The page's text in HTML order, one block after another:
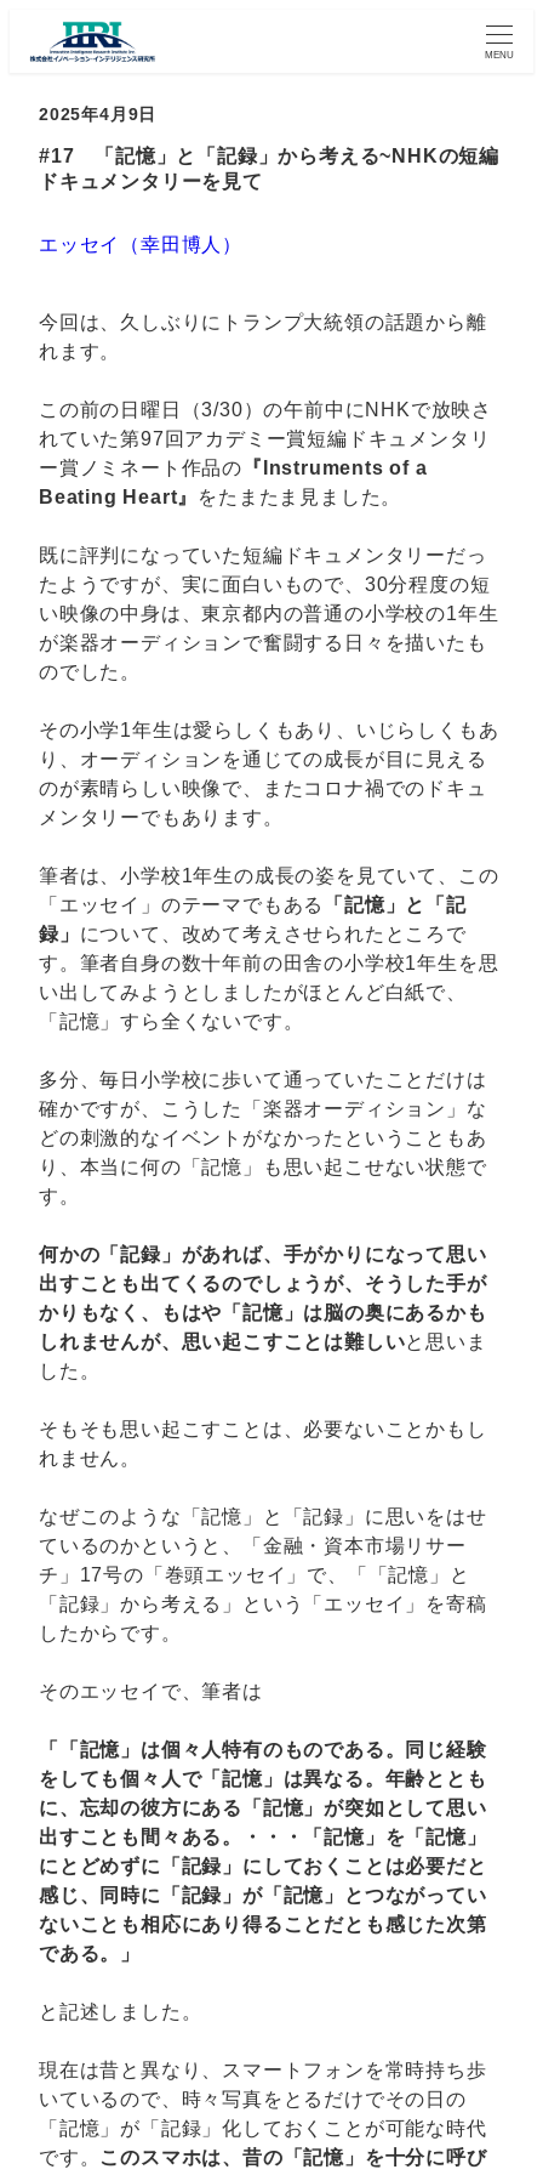
MENU
2025年4月9日
#17 「記憶」と「記録」から考える~NHKの短編
ドキュメンタリーを見て
エッセイ（幸田博人）
今回は、久しぶりにトランプ大統領の話題から離
れます。
この前の日曜日（3/30）の午前中にNHKで放映さ
れていた第97回アカデミー賞短編ドキュメンタリ
ー賞ノミネート作品の 『Instruments of a
Beating Heart』
をたまたま見ました。
既に評判になっていた短編ドキュメンタリーだっ
たようですが、実に面白いもので、30分程度の短
い映像の中身は、東京都内の普通の小学校の1年生
が楽器オーディションで奮闘する日々を描いたも
のでした。
その小学1年生は愛らしくもあり、いじらしくもあ
り、オーディションを通じての成長が目に見える
のが素晴らしい映像で、またコロナ禍でのドキュ
メンタリーでもあります。
筆者は、小学校1年生の成長の姿を見ていて、この
「エッセイ」のテーマでもある
「記憶」と「記
録」 について、改めて考えさせられたところで
す。筆者自身の数十年前の田舎の小学校1年生を思
い出してみようとしましたがほとんど白紙で、
「記憶」すら全くないです。
多分、毎日小学校に歩いて通っていたことだけは
確かですが、こうした「楽器オーディション」な
どの刺激的なイベントがなかったということもあ
り、本当に何の「記憶」も思い起こせない状態で
す。
何かの「記録」があれば、手がかりになって思い
出すことも出てくるのでしょうが、そうした手が
かりもなく、もはや「記憶」は脳の奥にあるかも
しれませんが、思い起こすことは難しいと思いま
した。
そもそも思い起こすことは、必要ないことかもし
れません。
なぜこのような「記憶」と「記録」に思いをはせ
ているのかというと、「金融・資本市場リサー
チ」17号の「巻頭エッセイ」で、「「記憶」と
「記録」から考える」という「エッセイ」を寄稿
したからです。
そのエッセイで、筆者は
「「記憶」は個々人特有のものである。同じ経験
をしても個々人で「記憶」は異なる。年齢ととも
に、忘却の彼方にある「記憶」が突如として思い
出すことも間々ある。・・・「記憶」を「記憶」
にとどめずに「記録」にしておくことは必要だと
感じ、同時に「記録」が「記憶」とつながってい
ないことも相応にあり得ることだとも感じた次第
である。」
と記述しました。
現在は昔と異なり、スマートフォンを常時持ち歩
いているので、時々写真をとるだけでその日の
「記憶」が「記録」化しておくことが可能な時代
です。 このスマホは、昔の「記憶」を十分に呼び